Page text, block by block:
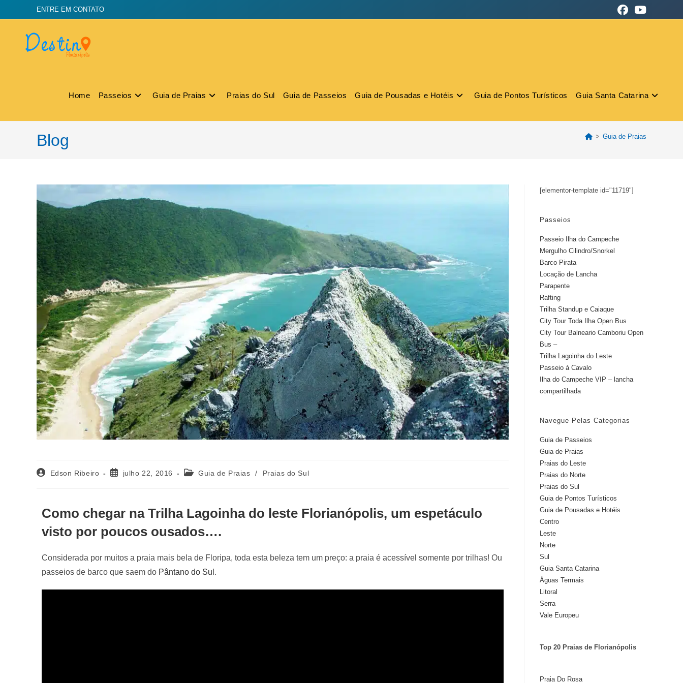
ENTRE EM CONTATO
Home Passeios Guia de Praias Praias do Sul Guia de Passeios Guia de Pousadas e Hotéis Guia de Pontos Turísticos Guia Santa Catarina
Blog > Guia de Praias
Edson Ribeiro julho 22, 2016 Guia de Praias / Praias do Sul
Como chegar na Trilha Lagoinha do leste Florianópolis, um espetáculo
visto por poucos ousados….
Considerada por muitos a praia mais bela de Floripa, toda esta beleza tem um preço: a praia é acessível somente por trilhas! Ou
passeios de barco que saem do Pântano do Sul .
[elementor-template id="11719"]
Passeios
Passeio Ilha do Campeche
Mergulho Cilindro/Snorkel
Barco Pirata
Locação de Lancha
Parapente
Rafting
Trilha Standup e Caiaque
City Tour Toda Ilha Open Bus
City Tour Balneario Camboriu Open
Bus –
Trilha Lagoinha do Leste
Passeio á Cavalo
Ilha do Campeche VIP – lancha
compartilhada
Navegue Pelas Categorias
Guia de Passeios
Guia de Praias
Praias do Leste
Praias do Norte
Praias do Sul
Guia de Pontos Turísticos
Guia de Pousadas e Hotéis
Centro
Leste
Norte
Sul
Guia Santa Catarina
Águas Termais
Litoral
Serra
Vale Europeu
Top 20 Praias de Florianópolis
Praia Do Rosa